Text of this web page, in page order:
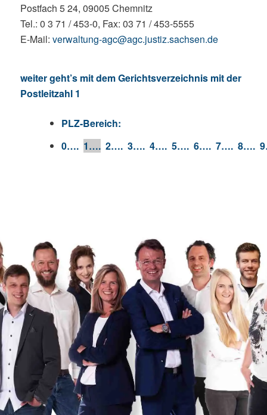
Postfach 5 24, 09005 Chemnitz
Tel.: 0 3 71 / 453-0, Fax: 03 71 / 453-5555
E-Mail: verwaltung-agc@agc.justiz.sachsen.de
weiter geht’s mit dem Gerichtsverzeichnis mit der
Postleitzahl 1
PLZ-Bereich:
0…. 1…. 2…. 3…. 4…. 5…. 6…. 7…. 8….